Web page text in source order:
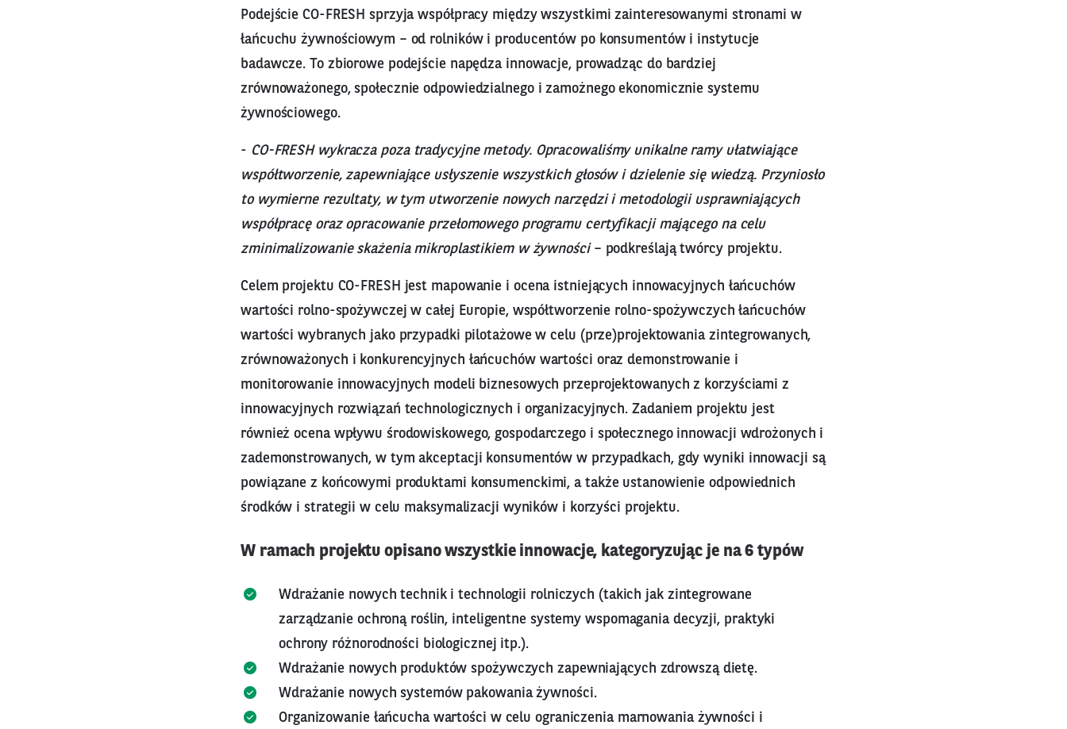
Podejście CO-FRESH sprzyja współpracy między wszystkimi zainteresowanymi stronami w
łańcuchu żywnościowym – od rolników i producentów po konsumentów i instytucje
badawcze. To zbiorowe podejście napędza innowacje, prowadząc do bardziej
zrównoważonego, społecznie odpowiedzialnego i zamożnego ekonomicznie systemu
żywnościowego.
- CO-FRESH wykracza poza tradycyjne metody. Opracowaliśmy unikalne ramy ułatwiające
współtworzenie, zapewniające usłyszenie wszystkich głosów i dzielenie się wiedzą. Przyniosło
to wymierne rezultaty, w tym utworzenie nowych narzędzi i metodologii usprawniających
współpracę oraz opracowanie przełomowego programu certyfikacji mającego na celu
zminimalizowanie skażenia mikroplastikiem w żywności– podkreślają twórcy projektu.
Celem projektu CO-FRESH jest mapowanie i ocena istniejących innowacyjnych łańcuchów
wartości rolno-spożywczej w całej Europie, współtworzenie rolno-spożywczych łańcuchów
wartości wybranych jako przypadki pilotażowe w celu (prze)projektowania zintegrowanych,
zrównoważonych i konkurencyjnych łańcuchów wartości oraz demonstrowanie i
monitorowanie innowacyjnych modeli biznesowych przeprojektowanych z korzyściami z
innowacyjnych rozwiązań technologicznych i organizacyjnych. Zadaniem projektu jest
również ocena wpływu środowiskowego, gospodarczego i społecznego innowacji wdrożonych i
zademonstrowanych, w tym akceptacji konsumentów w przypadkach, gdy wyniki innowacji są
powiązane z końcowymi produktami konsumenckimi, a także ustanowienie odpowiednich
środków i strategii w celu maksymalizacji wyników i korzyści projektu.
W ramach projektu opisano wszystkie innowacje, kategoryzując je na 6 typów
Wdrażanie nowych technik i technologii rolniczych (takich jak zintegrowane
zarządzanie ochroną roślin, inteligentne systemy wspomagania decyzji, praktyki
ochrony różnorodności biologicznej itp.).
Wdrażanie nowych produktów spożywczych zapewniających zdrowszą dietę.
Wdrażanie nowych systemów pakowania żywności.
Organizowanie łańcucha wartości w celu ograniczenia marnowania żywności i